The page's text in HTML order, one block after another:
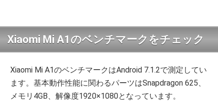
Xiaomi Mi A1のベンチマークをチェック
Xiaomi Mi A1のベンチマークはAndroid 7.1.2で測定してい
ます。基本動作性能に関わるパーツはSnapdragon 625、
メモリ4GB、解像度1920×1080となっています。